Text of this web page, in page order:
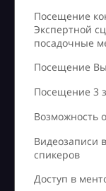
Посещение
Экспертной
посадочные
Посещение
Посещение 3
Возможность
Видеозаписи
спикеров
Доступ в